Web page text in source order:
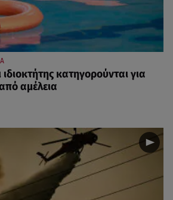
ιδιοκτήτης κατηγορούνται για
αμέλεια